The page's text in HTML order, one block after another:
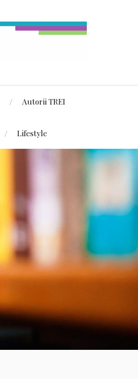
Autorii TREI
Lifestyle